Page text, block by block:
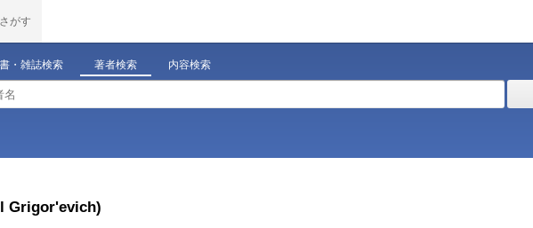
がす
・雑誌検索 著者検索 内容検索
Grigorʹevich)